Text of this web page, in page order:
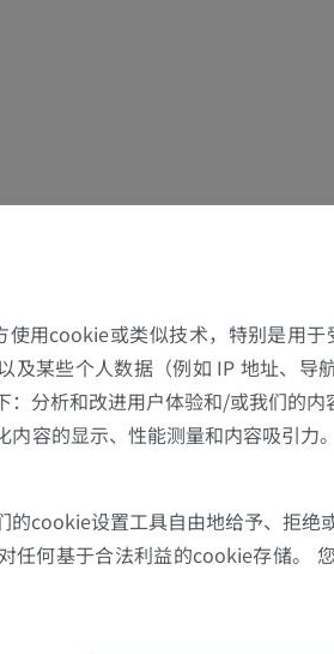
上肢血管造影
可视人计划
摄影
优质会员
使用cookie或类似技术，特别是用
及某些个人数据（例如 IP 地址、导
：分析和改进用户体验和/或我们的
内容的显示、性能测量和内容吸引力
的cookie设置工具自由地给予、拒绝
任何基于合法利益的cookie存储